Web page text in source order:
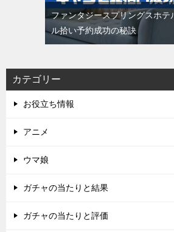
ファンタジースプリングスホテ
ル拾い予約成功の秘訣
カテゴリー
お役立ち情報
アニメ
ウマ娘
ガチャの当たりと結果
ガチャの当たりと評価